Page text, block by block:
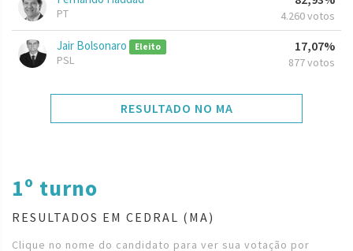
PT 4.260 votos
Jair Bolsonaro Eleito
PSL
17,07%
877 votos
RESULTADO NO MA
1º turno
RESULTADOS EM CEDRAL (MA)
Clique no nome do candidato para ver sua votação por